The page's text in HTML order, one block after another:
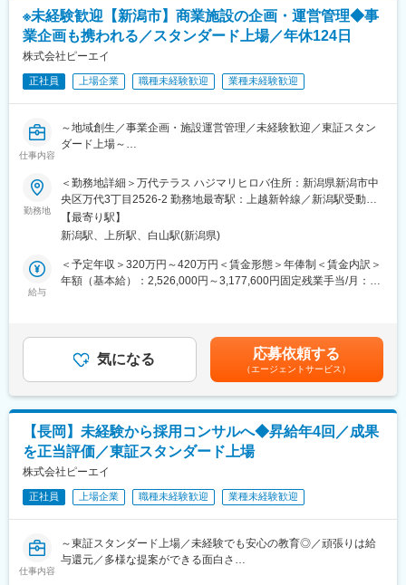
・Web系開発：グルメサイト、ECサイト、情報誌系サイト、会員
管理システム 他
◎開発環境例：C、C#、Java、Python、JavaScript、
PHP、.NET、Ruby、Android（TM）、Objective-C、Swift 他
担当や先輩と現状・未来の話ができます。（幅広いキャリア選択
が可能）継続的な研修・支援制度があるので自分のキャリアにあ
志向を考慮し、エンジニアスペシャリスト、現場・請負マネジメ
ント、管理経営部門などのポジションを用意しています。先輩技
術者がフォローしてくれるので、ITエンジニアとして成長可能で
す。
■同社で働くメリット：
【経営の安定】自己資本比率65.8％で経営安定(※通常40％以上あ
【エンジニアとしてのキャリアアップ】取引社数700社以上であ
り、上流工程にも携われます。様々のな大手企業の最先端プロジ
ェクトに携わることができるので、製品・分野の垣根を越えて、
変更の範囲：会社の定める業務
※未経験歓迎【新潟市】商業施設の企画・運営管理◆事
業企画も携われる／スタンダード上場／年休124日
株式会社ピーエイ
正社員 上場企業 職種未経験歓迎 業種未経験歓迎
仕事内容
～地域創生／事業企画・施設運営管理／未経験歓迎／東証スタン
ダード上場～
代テラス ハジマリヒロバ」の企画・運営管理をお任せいたしま
す。他自治体への自社サービスの営業・提案や、当社が取り組む
地域力創造プロジェクトの一翼を担っていただくポジションで
す。
＜具体的な業務内容＞
・イベントやワークショップなどの企画運営、誘致
・地域活性化に向けた自治体や関係者との取り組み
プも目指すことができます。
■地域力創造事業について：
会長・社長直属の事業です。東京・京都・新潟でエリア展開中。
ふるさと住民登録制度の企画、特産品PR、シティプロモーショ
ン、首都圏・大都市圏でのファンクラブ作り等、様々なソリュー
ションを組み合わせ、地域の人々の流入を促し、町からの情報発
信を通じて知名度と好感度の工場を目指します。
■業務の魅力：
勤務地
＜勤務地詳細＞万代テラス ハジマリヒロバ住所：新潟県新潟市中
央区万代3丁目2526-2 勤務地最寄駅：上越新幹線／新潟駅受動喫
煙対策：敷地内喫煙可能場所あり変更の範囲：会社の定める事業
所
【最寄り駅】
新潟駅、上所駅、白山駅(新潟県)
給与
＜予定年収＞320万円～420万円＜賃金形態＞年俸制＜賃金内訳＞
年額（基本給）：2,526,000円～3,177,600円固定残業手当/月：
補足＞※経験・年齢・能力を考慮の上、決定します。■昇給：年1
回 ※1月あたり2,000円～7,500円（前年度実績）賃金はあくまで
も目安の金額であり、選考を通じて上下する可能性があります。
月給(月額)は固定手当を含めた表記です。
気になる 応募依頼する
（エージェントサービス）
【長岡】未経験から採用コンサルへ◆昇給年4回／成果
を正当評価／東証スタンダード上場
株式会社ピーエイ
正社員 上場企業 職種未経験歓迎 業種未経験歓迎
仕事内容
～東証スタンダード上場／未経験でも安心の教育◎／頑張りは給
与還元／多様な提案ができる面白さ